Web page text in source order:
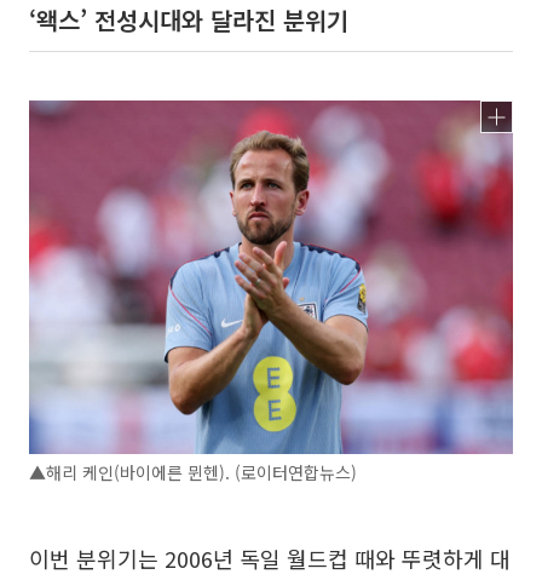
‘왝스’ 전성시대와 달라진 분위기
▲해리 케인(바이에른 뮌헨). (로이터연합뉴스)
이번 분위기는 2006년 독일 월드컵 때와 뚜렷하게 대